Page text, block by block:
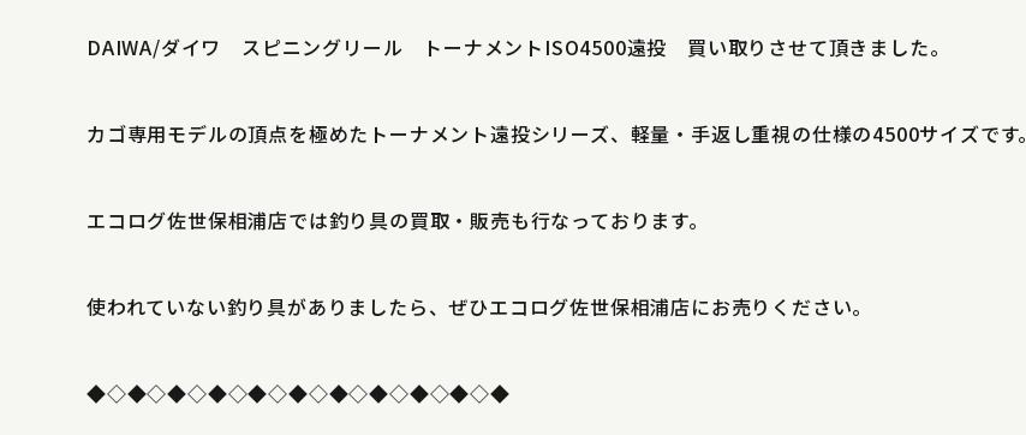
DAIWA/ダイワ スピニングリール トーナメントISO4500遠投 買い取りさせて頂きました。
カゴ専用モデルの頂点を極めたトーナメント遠投シリーズ、軽量・手返し重視の仕様の4500サイズです。
エコログ佐世保相浦店では釣り具の買取・販売も行なっております。
使われていない釣り具がありましたら、ぜひエコログ佐世保相浦店にお売りください。
◆◇◆◇◆◇◆◇◆◇◆◇◆◇◆◇◆◇◆◇◆